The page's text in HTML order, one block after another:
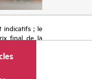
indicatifs ; le
final de la
sur la vente
prix de la
revendeur